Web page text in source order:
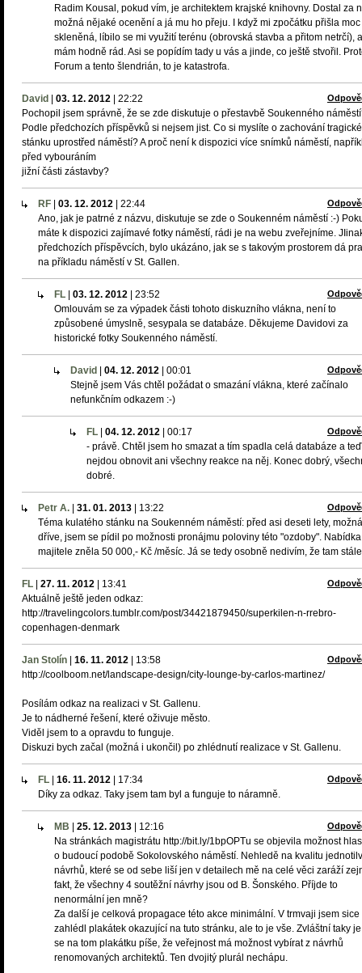
Radim Kousal, pokud vím, je architektem krajské knihovny. Dostal za
možná nějaké ocenění a já mu ho přeju. I když mi zpočátku přišla moc
skleněná, líbilo se mi využití terénu (obrovská stavba a přitom netrčí),
mám hodně rád. Asi se popídím tady u vás a jinde, co ještě stvořil.
Forum a tento šlendrián, to je katastrofa.
David 03. 12. 2012 22:22
Pochopil jsem správně, že se zde diskutuje o přestavbě Soukenného
Podle předchozích příspěvků si nejsem jist. Co si myslíte o zachování
stánku uprostřed náměstí? A proč není k dispozici více snímků náměstí,
před vybouráním
jižní části zástavby?
RF 03. 12. 2012 22:44
Ano, jak je patrné z názvu, diskutuje se zde o Soukenném náměstí :-)
máte k dispozici zajímavé fotky náměstí, rádi je na webu zveřejníme.
předchozích příspěvcích, bylo ukázáno, jak se s takovým prostorem dá
na příkladu náměstí v St. Gallen.
FL 03. 12. 2012 23:52
Omlouvám se za výpadek části tohoto diskuzního vlákna, není to
způsobené úmyslně, sesypala se databáze. Děkujeme Davidovi za
historické fotky Soukenného náměstí.
David 04. 12. 2012 00:01
Stejně jsem Vás chtěl požádat o smazání vlákna, které začínalo
nefunkčním odkazem :-)
FL 04. 12. 2012 00:17
- právě. Chtěl jsem ho smazat a tím spadla celá databáze a teď
nejdou obnovit ani všechny reakce na něj. Konec dobrý,
dobré.
Petr A. 31. 01. 2013 13:22
Téma kulatého stánku na Soukenném náměstí: před asi deseti lety, možná
dříve, jsem se pídil po možnosti pronájmu poloviny této "ozdoby". Nabídka
majitele zněla 50 000,- Kč /měsíc. Já se tedy osobně nedivím, že tam
FL 27. 11. 2012 13:41
Aktuálně ještě jeden odkaz:
http://travelingcolors.tumblr.com/post/34421879450/superkilen-n-rrebro-
copenhagen-denmark
Jan Stolín 16. 11. 2012 13:58
http://coolboom.net/landscape-design/city-lounge-by-carlos-martinez/
Posílám odkaz na realizaci v St. Gallenu.
Je to nádherné řešení, které oživuje město.
Viděl jsem to a opravdu to funguje.
Diskuzi bych začal (možná i ukončil) po zhlédnutí realizace v St. Gallenu.
FL 16. 11. 2012 17:34
Díky za odkaz. Taky jsem tam byl a funguje to náramně.
MB 25. 12. 2013 12:16
Na stránkách magistrátu http://bit.ly/1bpOPTu se objevila možnost
o budoucí podobě Sokolovského náměstí. Nehledě na kvalitu
návrhů, které se od sebe liší jen v detailech mě na celé věci zaráží
fakt, že všechny 4 soutěžní návrhy jsou od B. Šonského. Příjde to
nenormální jen mně?
Za další je celková propagace této akce minimální. V trmvaji jsem sice
zahlédl plakátek okazující na tuto stránku, ale to je vše. Zvláštní taky
se na tom plakátku píše, že veřejnost má možnost vybírat z návrhů
renomovaných architektů. Ten dvojitý plurál nechápu.